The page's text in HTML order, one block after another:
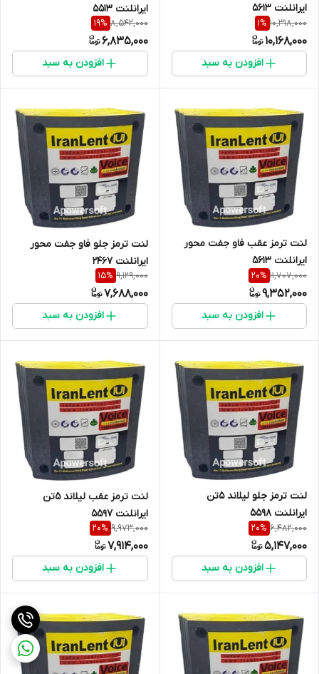
ایرانلنت 5613
10,318,000
1%
10,168,000
افزودن به سبد
ایرانلنت 5513
8,542,000
19%
6,835,000
افزودن به سبد
لنت ترمز عقب فاو جفت محور
ایرانلنت 5613
11,707,000
20%
9,352,000
افزودن به سبد
لنت ترمز جلو فاو جفت محور
ایرانلنت 2467
9,129,000
15%
7,688,000
افزودن به سبد
لنت ترمز جلو لیلاند 5تن
ایرانلنت 5598
6,482,000
20%
5,147,000
افزودن به سبد
لنت ترمز عقب لیلاند 5تن
ایرانلنت 5597
9,973,000
20%
7,914,000
افزودن به سبد